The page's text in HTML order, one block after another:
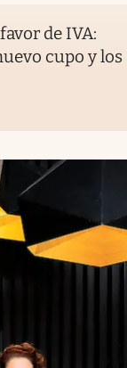
de IVA:
cupo y los